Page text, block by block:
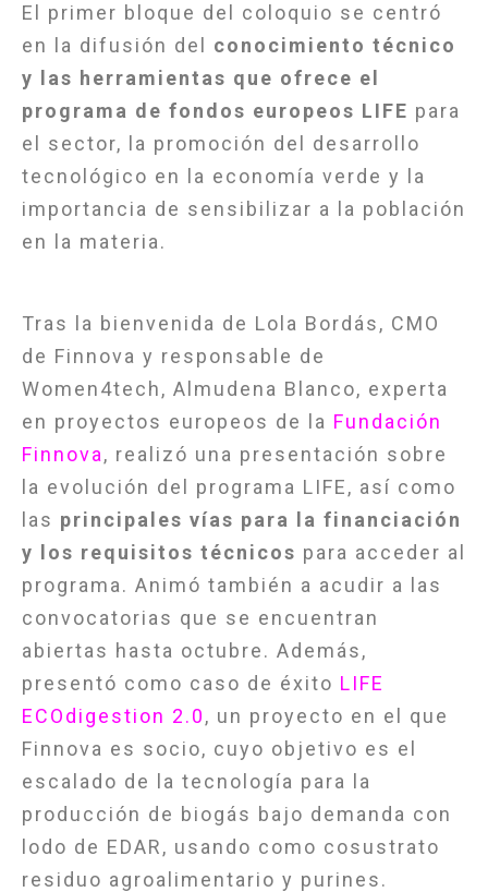
El primer bloque del coloquio se centró
en la difusión del conocimiento técnico
y las herramientas que ofrece el
programa de fondos europeos LIFE para
el sector, la promoción del desarrollo
tecnológico en la economía verde y la
importancia de sensibilizar a la población
en la materia.
Tras la bienvenida de Lola Bordás, CMO
de Finnova y responsable de
Women4tech, Almudena Blanco, experta
en proyectos europeos de la Fundación
Finnova, realizó una presentación sobre
la evolución del programa LIFE, así como
las principales vías para la financiación
y los requisitos técnicos para acceder al
programa. Animó también a acudir a las
convocatorias que se encuentran
abiertas hasta octubre. Además,
presentó como caso de éxito LIFE
ECOdigestion 2.0, un proyecto en el que
Finnova es socio, cuyo objetivo es el
escalado de la tecnología para la
producción de biogás bajo demanda con
lodo de EDAR, usando como cosustrato
residuo agroalimentario y purines.